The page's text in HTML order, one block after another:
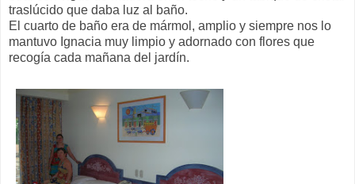
traslúcido que daba luz al baño.
El cuarto de baño era de mármol, amplio y siempre nos lo
mantuvo Ignacia muy limpio y adornado con flores que
recogía cada mañana del jardín.